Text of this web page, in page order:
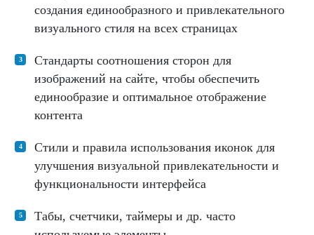
создания единообразного и привлекательного
визуального стиля на всех страницах
Стандарты соотношения сторон для
изображений на сайте, чтобы обеспечить
единообразие и оптимальное отображение
контента
Стили и правила использования иконок для
улучшения визуальной привлекательности и
функциональности интерфейса
Табы, счетчики, таймеры и др. часто